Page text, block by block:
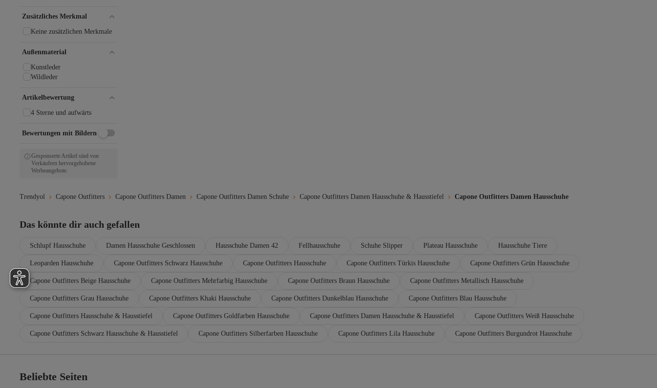
U.S. Polo Assn.
Zusätzliches Merkmal
Keine zusätzlichen Merkmale
Außenmaterial
Kunstleder
Wildleder
Artikelbewertung
4 Sterne und aufwärts
Bewertungen mit Bildern
Gesponserte Artikel sind von
Verkäufern hervorgehobene
Werbeangebote.
Trendyol Capone Outfitters Capone Outfitters Damen Capone Outfitters Damen Schuhe Capone Outfitters Damen Hausschuhe & Hausstiefel Capone Outfitters Damen Hausschuhe
Das könnte dir auch gefallen
Schlupf Hausschuhe Damen Hausschuhe Geschlossen Hausschuhe Damen 42 Fellhausschuhe Schuhe Slipper Plateau Hausschuhe Hausschuhe Tiere
Leoparden Hausschuhe Capone Outfitters Schwarz Hausschuhe Capone Outfitters Hausschuhe Capone Outfitters Türkis Hausschuhe Capone Outfitters Grün Hausschuhe
Capone Outfitters Beige Hausschuhe Capone Outfitters Mehrfarbig Hausschuhe Capone Outfitters Braun Hausschuhe Capone Outfitters Metallisch Hausschuhe
Capone Outfitters Grau Hausschuhe Capone Outfitters Khaki Hausschuhe Capone Outfitters Dunkelblau Hausschuhe Capone Outfitters Blau Hausschuhe
Capone Outfitters Hausschuhe & Hausstiefel Capone Outfitters Goldfarben Hausschuhe Capone Outfitters Damen Hausschuhe & Hausstiefel Capone Outfitters Weiß Hausschuhe
Capone Outfitters Schwarz Hausschuhe & Hausstiefel Capone Outfitters Silberfarben Hausschuhe Capone Outfitters Lila Hausschuhe Capone Outfitters Burgundrot Hausschuhe
Beliebte Seiten